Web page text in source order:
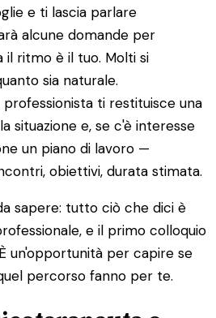
e ti lascia parlare
alcune domande per
il ritmo è il tuo. Molti si
sia naturale.
professionista ti restituisce una
situazione e, se c'è interesse
un piano di lavoro —
obiettivi, durata stimata.
sapere: tutto ciò che dici è
e il primo colloquio
un'opportunità per capire se
percorso fanno per te.